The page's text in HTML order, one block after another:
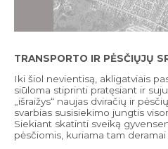
TRANSPORTO IR PĖSČIŲJŲ
Iki šiol nevientisą, akligatviais
siūloma stiprinti pratęsiant ir
„išraižys“ naujas dviračių ir
svarbias susisiekimo jungtis
Siekiant skatinti sveiką
pėsčiomis, kuriama tam